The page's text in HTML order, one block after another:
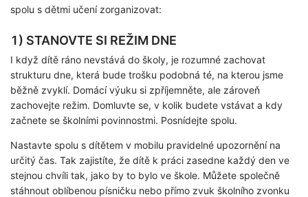
spolu s dětmi učení zorganizovat:
1) STANOVTE SI REŽIM DNE
I když dítě ráno nevstává do školy, je rozumné zachovat
strukturu dne, která bude trošku podobná té, na kterou jsme
běžně zvyklí. Domácí výuku si zpříjemněte, ale zároveň
zachovejte režim. Domluvte se, v kolik budete vstávat a kdy
začnete se školními povinnostmi. Posnídejte spolu.
Nastavte spolu s dítětem v mobilu pravidelné upozornění na
určitý čas. Tak zajistíte, že dítě k práci zasedne každý den ve
stejnou chvíli tak, jako by to bylo ve škole. Můžete společně
stáhnout oblíbenou písničku nebo přímo zvuk školního zvonku